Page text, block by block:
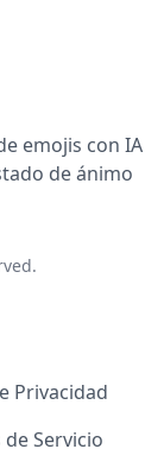
emojis con IA
de ánimo
Privacidad
Servicio